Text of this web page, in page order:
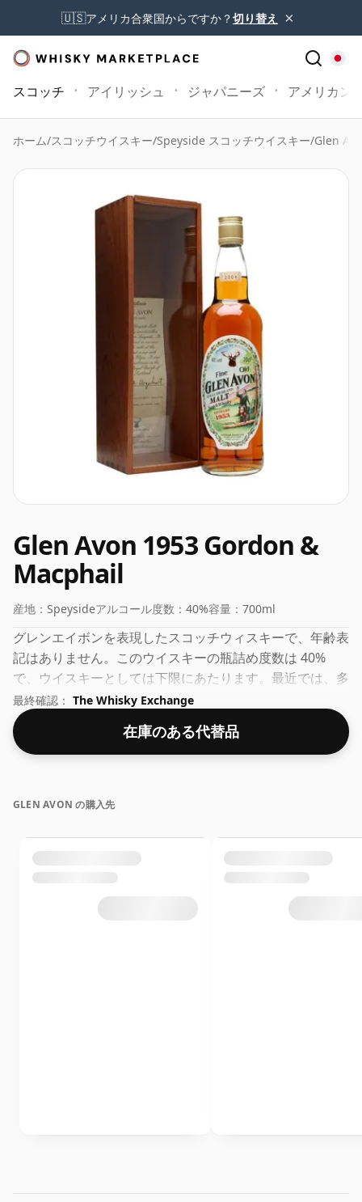
🇺🇸アメリカ合衆国からですか？切り替え ×
スコッチ アイリッシュ ジャパニーズ アメリカン
ホーム/スコッチウイスキー/Speyside スコッチウイスキー/Glen
Glen Avon 1953 Gordon &
Macphail
産地： Speysideアルコール度数： 40%容量： 700ml
グレンエイボンを表現したスコッチウィスキーで、年齢表
記はありません。このウイスキーの瓶詰め度数は 40%
で、ウイスキーとしては下限にあたります。最近では、多
くの消費者が生産者に 43% または 46% に近い濃度で瓶詰
めするよう求めていますが、それでも、強度の低い優れた
ウイスキーがいくつかあります。
最終確認： The Whisky Exchange
在庫のある代替品
GLEN AVON の購入先